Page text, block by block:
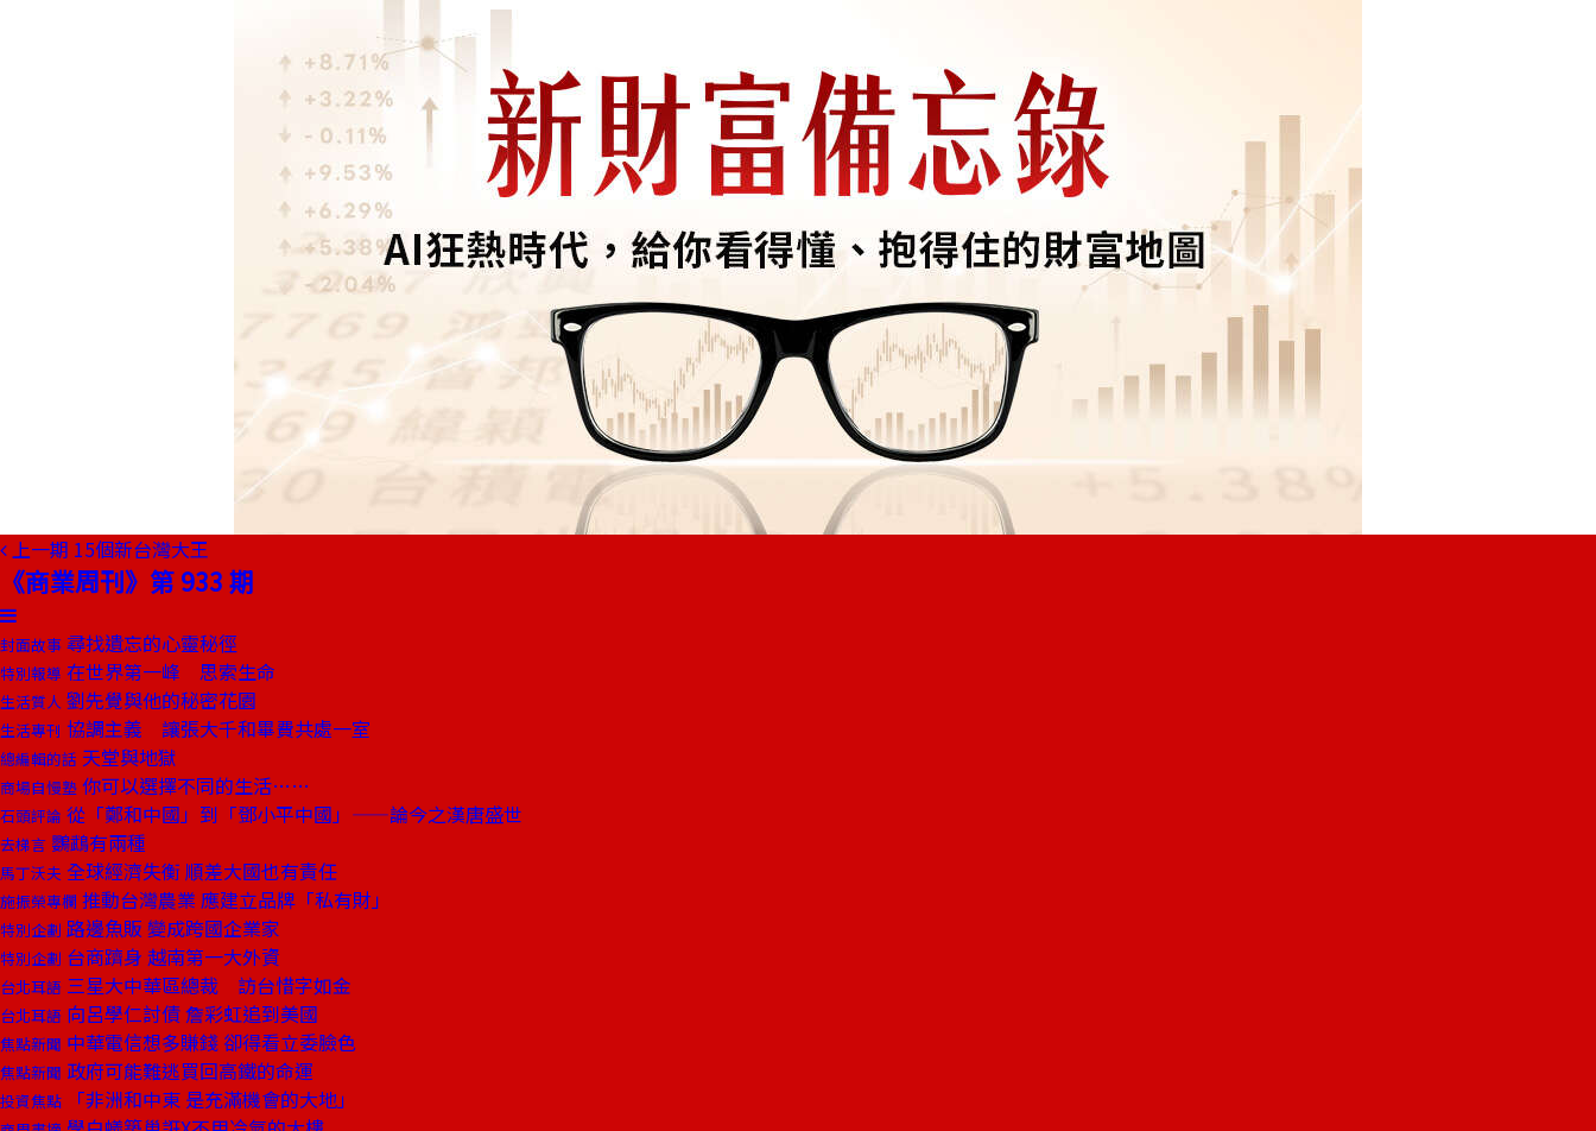
上一期 15個新台灣大王
《商業周刊》第 933 期
封面故事 尋找遺忘的心靈秘徑
特別報導 在世界第一峰 思索生命
生活質人 劉先覺與他的秘密花園
生活專刊 協調主義 讓張大千和畢費共處一室
總編輯的話 天堂與地獄
商場自慢塾 你可以選擇不同的生活……
石頭評論 從「鄭和中國」到「鄧小平中國」——論今之漢唐盛世
去梯言 鸚鵡有兩種
馬丁沃夫 全球經濟失衡 順差大國也有責任
施振榮專欄 推動台灣農業 應建立品牌「私有財」
特別企劃 路邊魚販 變成跨國企業家
特別企劃 台商躋身 越南第一大外資
台北耳語 三星大中華區總裁 訪台惜字如金
台北耳語 向呂學仁討債 詹彩虹追到美國
焦點新聞 中華電信想多賺錢 卻得看立委臉色
焦點新聞 政府可能難逃買回高鐵的命運
投資焦點 「非洲和中東 是充滿機會的大地」